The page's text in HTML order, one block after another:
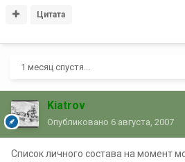
Цитата
1 месяц спустя...
Kiatrov
Опубликовано 6 августа, 2007
Список личного состава на момент